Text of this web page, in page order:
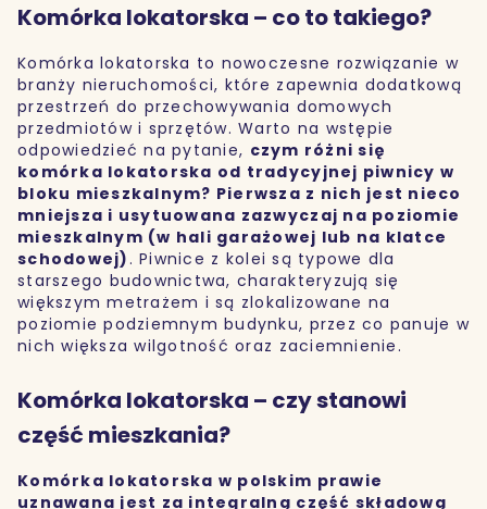
Komórka lokatorska – co to takiego?
Komórka lokatorska to nowoczesne rozwiązanie w
branży nieruchomości, które zapewnia dodatkową
przestrzeń do przechowywania domowych
przedmiotów i sprzętów. Warto na wstępie
odpowiedzieć na pytanie, czym różni się
komórka lokatorska od tradycyjnej piwnicy w
bloku mieszkalnym? Pierwsza z nich jest nieco
mniejsza i usytuowana zazwyczaj na poziomie
mieszkalnym (w hali garażowej lub na klatce
schodowej). Piwnice z kolei są typowe dla
starszego budownictwa, charakteryzują się
większym metrażem i są zlokalizowane na
poziomie podziemnym budynku, przez co panuje w
nich większa wilgotność oraz zaciemnienie.
Komórka lokatorska – czy stanowi
część mieszkania?
Komórka lokatorska w polskim prawie
uznawana jest za integralną część składową